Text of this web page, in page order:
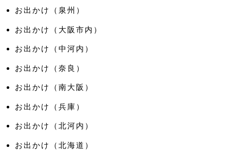
お出かけ（泉州）
お出かけ（大阪市内）
お出かけ（中河内）
お出かけ（奈良）
お出かけ（南大阪）
お出かけ（兵庫）
お出かけ（北河内）
お出かけ（北海道）